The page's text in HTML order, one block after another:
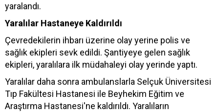
yaralandı.
Yaralılar Hastaneye Kaldırıldı
Çevredekilerin ihbarı üzerine olay yerine polis ve
sağlık ekipleri sevk edildi. Şantiyeye gelen sağlık
ekipleri, yaralılara ilk müdahaleyi olay yerinde yaptı.
Yaralılar daha sonra ambulanslarla Selçuk Üniversitesi
Tıp Fakültesi Hastanesi ile Beyhekim Eğitim ve
Araştırma Hastanesi'ne kaldırıldı. Yaralıların